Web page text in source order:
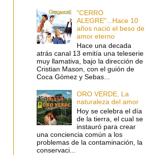
"CERRO
ALEGRE"...Hace 10
años nació el beso de
amor eterno
Hace una decada
atrás canal 13 emitía una teleserie
muy llamativa, bajo la dirección de
Cristian Mason, con el guión de
Coca Gómez y Sebas...
ORO VERDE, La
naturaleza del amor
Hoy se celebra el día
de la tierra, el cual se
instauró para crear
una conciencia común a los
problemas de la contaminación, la
conservaci...